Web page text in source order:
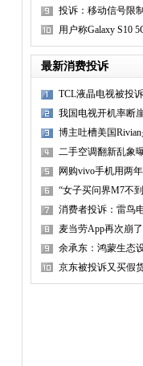
投诉：移动信号限
导欺诈
用户称Galaxy S10
力所致
最新消费投诉
TCL液晶电视被投
我国电视开机率断
剧收
博主吐槽美国
漏风
二手空调翻新乱象
网购vivo手机用两
“女子买问界M7不
消费者投诉：雷鸟
麦当劳App再次崩
余承东：鸿蒙生态
京东被投诉又买假